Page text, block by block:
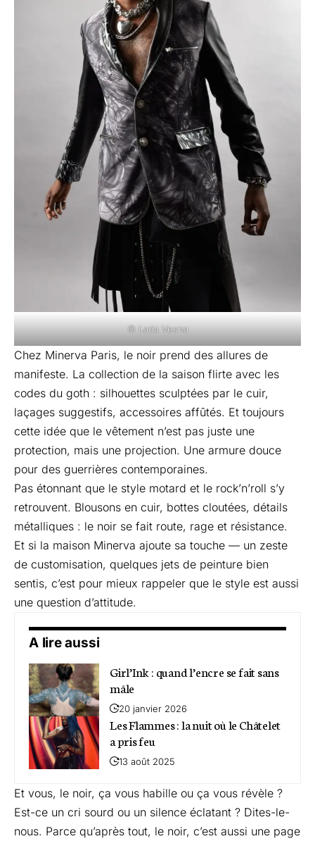
© Lada Vesna
Chez Minerva Paris, le noir prend des allures de
manifeste. La collection de la saison flirte avec les
codes du goth : silhouettes sculptées par le cuir,
laçages suggestifs, accessoires affûtés. Et toujours
cette idée que le vêtement n’est pas juste une
protection, mais une projection. Une armure douce
pour des guerrières contemporaines.
Pas étonnant que le style motard et le rock’n’roll s’y
retrouvent. Blousons en cuir, bottes cloutées, détails
métalliques : le noir se fait route, rage et résistance.
Et si la maison Minerva ajoute sa touche — un zeste
de customisation, quelques jets de peinture bien
sentis, c’est pour mieux rappeler que le style est aussi
une question d’attitude.
A lire aussi
Girl’Ink : quand l’encre se fait sans
mâle
20 janvier 2026
Les Flammes : la nuit où le Châtelet
a pris feu
13 août 2025
Et vous, le noir, ça vous habille ou ça vous révèle ?
Est-ce un cri sourd ou un silence éclatant ? Dites-le-
nous. Parce qu’après tout, le noir, c’est aussi une page